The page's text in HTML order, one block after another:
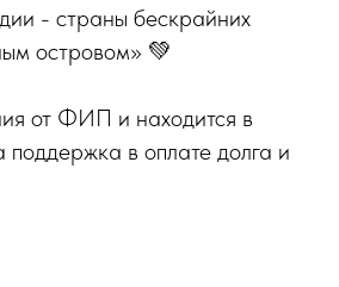
- страны бескрайних
островом» 💚
от ФИП и находится в
в оплате долга и